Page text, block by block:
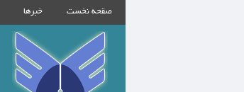
صقحه نخست خبرها